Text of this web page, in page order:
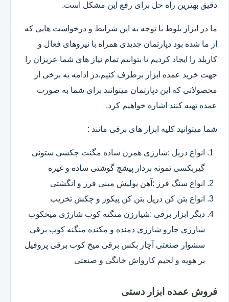
دقیق بهترین راه حل برای رفع این مشکل است.
ما در ابزار بلوط با توجه به این شرایط و درخواست هایی که
از ما شده بود دپارتمان جدیدی همراه با نیروهای فعال و
کاربلد را ایجاد کردیم تا بتوانیم تمام نیاز های شما عزیزان را
جهت خرید عمده ابزار برطرف کنیم.در ادامه به برخی از
محصولاتی که این دپارتمان میتوانند برای شما به صورت
عمده تهیه کنند اشاره خواهیم کرد.
شما میتوانید کلیه ابزار های برقی مانند :
انواع دریل :شارژی همزن ساده مگنت چکشی ستونی
گیربکسی نمونه بردار پیشچ گوشتی ساده و غیره
انواع سنگ فرز :آهن پولیش مینی فرز و انگشتی
انواع بتن کن دریل بتن کن پیکور و چکش تخریب
دیگر ابزار برقی :شیارزن منگنه کوب شارژی میخکوب
شارژی جارو شارژی دمنده و مکنده منگنه کوب برقی
سشوار صنعتی آچار بکس برقی میخ کوب برقی پروفیل
بر هویه و لحیم کارواش خانگی و صنعتی
فروش عمده ابزار دستی